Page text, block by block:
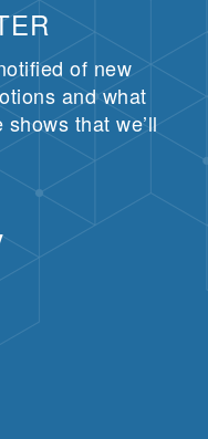
of new
and what
that we’ll